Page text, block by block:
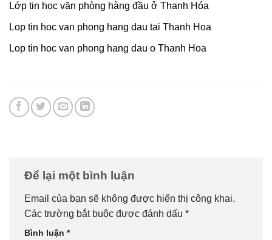
Lớp tin học văn phòng hàng đầu ở Thanh Hóa
Lop tin hoc van phong hang dau tai Thanh Hoa
Lop tin hoc van phong hang dau o Thanh Hoa
Để lại một bình luận
Email của bạn sẽ không được hiển thị công khai.
Các trường bắt buộc được đánh dấu *
Bình luận *